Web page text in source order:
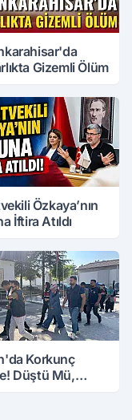
Gizemli Ölüm
Özkaya’nın
İftira Atıldı
Korkunç
Düştü Mü,